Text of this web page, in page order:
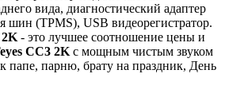
вида, диагностический адаптер
шин (TPMS), USB видеорегистратор.
2K- это лучшее соотношение цены и
CC3 2Kс мощным чистым звуком
папе, парню, брату на праздник, День